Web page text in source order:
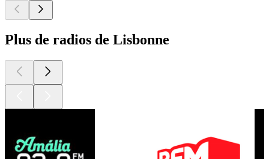
Plus de radios de Lisbonne